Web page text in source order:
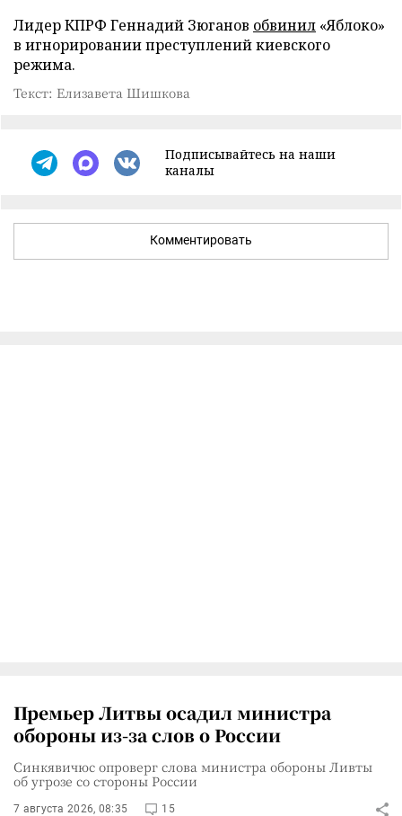
Лидер КПРФ Геннадий Зюганов обвинил «Яблоко»
в игнорировании преступлений киевского
режима.
Текст: Елизавета Шишкова
Подписывайтесь на наши
каналы
Комментировать
Премьер Литвы осадил министра
обороны из-за слов о России
Синкявичюс опроверг слова министра обороны Ливты
об угрозе со стороны России
7 августа 2026, 08:35 15